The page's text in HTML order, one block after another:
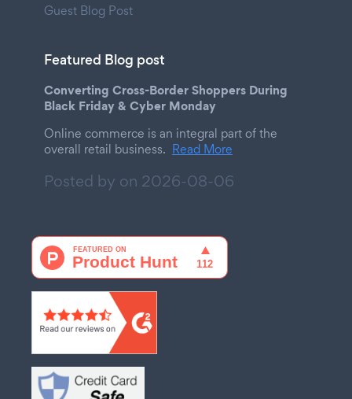
Guest Blog Post
Featured Blog post
Converting Cross-Border Shoppers During
Black Friday & Cyber Monday
Online commerce is an integral part of the
overall retail business. Read More
Posted by on 2026-08-06